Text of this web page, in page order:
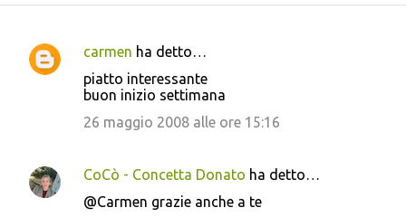
C
e
n
carmen ha detto…
piatto interessante
buon inizio settimana
26 maggio 2008 alle ore 15:16
CoCò - Concetta Donato ha detto…
@Carmen grazie anche a te